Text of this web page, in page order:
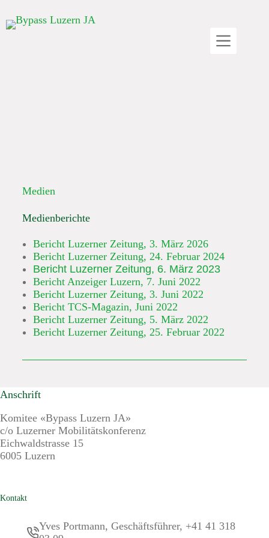
Medien
Medienberichte
Bericht Luzerner Zeitung, 3. März 2026
Bericht Luzerner Zeitung, 24. Februar 2024
Bericht Luzerner Zeitung, 6. März 2023
Bericht Anzeiger Luzern, 7. Juni 2022
Bericht Luzerner Zeitung, 3. Juni 2022
Bericht TCS-Magazin, Juni 2022
Bericht Luzerner Zeitung, 5. März 2022
Bericht Luzerner Zeitung, 25. Februar 2022
Anschrift
Komitee «Bypass Luzern JA»
c/o Luzerner Mobilitätskonferenz
Eichwaldstrasse 15
6005 Luzern
Kontakt
Yves Portmann, Geschäftsführer, +41 41 318